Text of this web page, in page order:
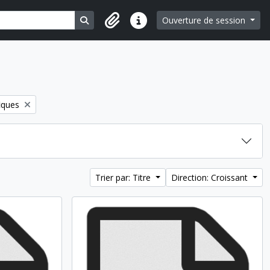
Search in browse page
Liens rapidesOuverture de session
Trier par: Titre Direction: Croissant